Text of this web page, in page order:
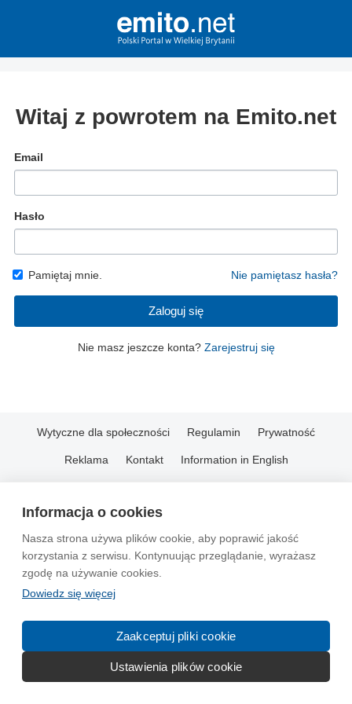
Informacja o cookies
Nasza strona używa plików cookie, aby poprawić jakość
korzystania z serwisu. Kontynuując przeglądanie, wyrażasz
zgodę na używanie cookies.
Dowiedz się więcej
Zaakceptuj pliki cookie
Ustawienia plików cookie
Witaj z powrotem na Emito.net
Email
Hasło
Pamiętaj mnie. Nie pamiętasz hasła?
Zaloguj się
Nie masz jeszcze konta? Zarejestruj się
Wytyczne dla społeczności Regulamin Prywatność
Reklama Kontakt Information in English